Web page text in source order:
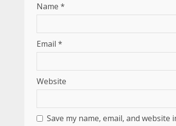
Name *
Email *
Website
Save my name, email, and